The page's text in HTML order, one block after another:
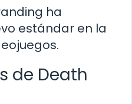
ha
estándar en la
de Death